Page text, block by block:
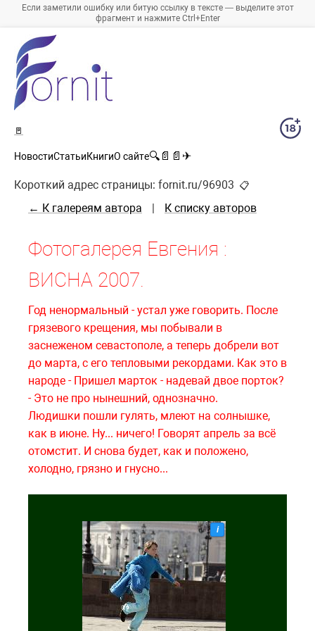
Если заметили ошибку или битую ссылку в тексте — выделите этот
фрагмент и нажмите Ctrl+Enter
🚪
НовостиСтатьиКнигиО сайте🔍 📄 📄 ✈
Короткий адрес страницы: fornit.ru/96903 📋
← К галереям автора К списку авторов
Фотогалерея Евгения :
ВИСНА 2007.
Год ненормальный - устал уже говорить. После
грязевого крещения, мы побывали в
заснеженом севастополе, а теперь добрели вот
до марта, с его тепловыми рекордами. Как это в
народе - Пришел марток - надевай двое порток?
- Это не про нынешний, однозначно.
Людишки пошли гулять, млеют на солнышке,
как в июне. Ну... ничего! Говорят апрель за всё
отомстит. И снова будет, как и положено,
холодно, грязно и гнусно...
i